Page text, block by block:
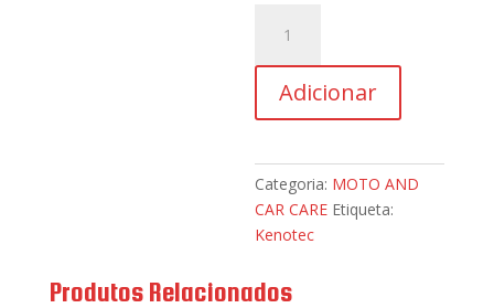
KENOTEK
Polish
&
Adicionar
Categoria: MOTO AND
CAR CARE Etiqueta:
Kenotec
Produtos Relacionados